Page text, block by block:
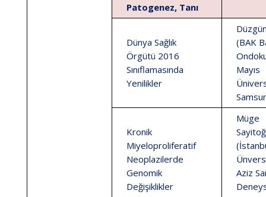
Patogenez, Tanı
Dünya Sağlık
Örgütü 2016
Sınıflamasında
Yenilikler
(BAK
Mayıs
Kronik
Miyeloproliferatif
Neoplazilerde
Genomik
Değişiklikler
Müge
Aziz